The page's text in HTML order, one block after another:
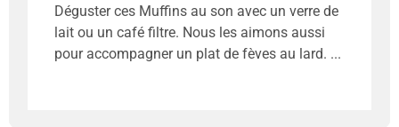
Déguster ces Muffins au son avec un verre de
lait ou un café filtre. Nous les aimons aussi
pour accompagner un plat de fèves au lard.